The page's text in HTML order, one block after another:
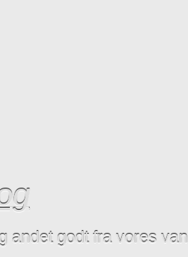
andet godt fra vores